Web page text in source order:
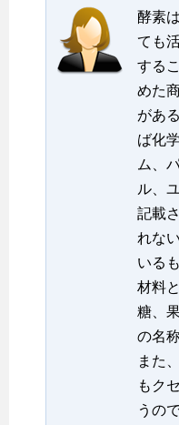
酵素
ても
する
めた
があ
ば化
ム、
ル、
記載
れな
いる
材料
糖、
の名
また
もク
うの